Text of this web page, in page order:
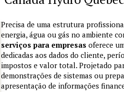
Precisa de uma estrutura
energia, água ou gás no ambiente
serviços para empresas oferece
dedicadas aos dados do cliente,
impostos e valor total. Projetado
demonstrações de sistemas ou
apresentação de informações